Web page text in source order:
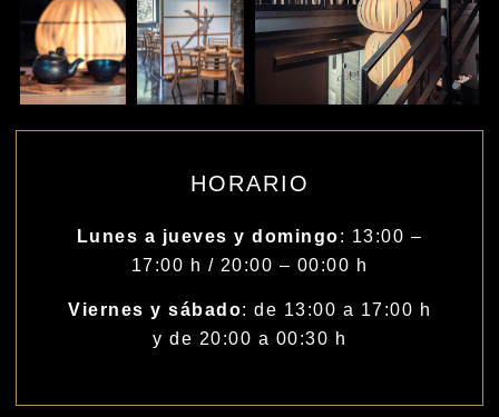
HORARIO
Lunes a jueves y domingo: 13:00 –
17:00 h / 20:00 – 00:00 h
Viernes y sábado: de 13:00 a 17:00 h
y de 20:00 a 00:30 h